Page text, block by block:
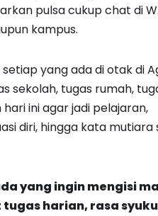
pulsa cukup chat di
kampus.
yang ada di otak di
sekolah, tugas rumah,
ini agar jadi pelajaran,
diri, hingga kata mutiara
yang ingin mengisi
harian, rasa